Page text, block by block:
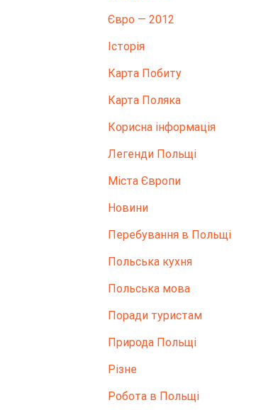
Євро — 2012
Історія
Карта Побиту
Карта Поляка
Корисна інформація
Легенди Польщі
Міста Європи
Новини
Перебування в Польщі
Польська кухня
Польська мова
Поради туристам
Природа Польщі
Різне
Робота в Польщі